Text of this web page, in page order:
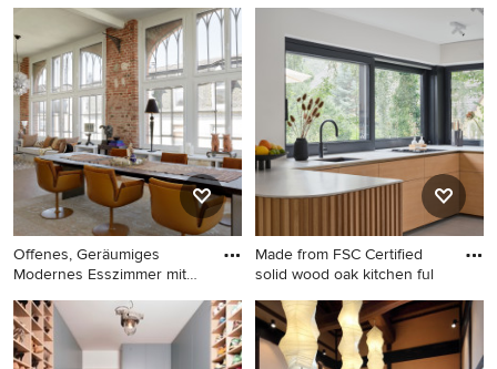
Offenes, Geräumiges
Modernes Esszimmer mit
Offenes, Geräumiges
Modernes Esszimmer mit
braunem Holzboden und
Made from FSC Certified
solid wood oak kitchen ful
Geräumige Moderne Küche
ohne Insel in U-Form mit
flächenbündigen